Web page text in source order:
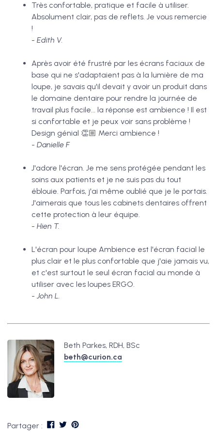
Très confortable, pratique et facile à utiliser.
Absolument clair, pas de reflets. Je vous remercie
!
- Edith V.
Après avoir été frustré par les écrans faciaux de
base qui ne s'adaptaient pas à la lumière de ma
loupe, je savais qu'il devait y avoir un produit dans
le domaine dentaire pour rendre la journée de
travail plus facile... la réponse est ambience ! Il est
si confortable et je peux voir sans problème !
Design génial 👏🏼 Merci ambience !
- Danielle F
J'adore l'écran. Je me sens protégée pendant les
soins aux patients et je ne suis pas du tout
éblouie. Parfois, j'ai même oublié que je le portais.
J'aimerais que tous les cabinets dentaires offrent
cette protection à leur équipe.
- Hien T.
L'écran pour loupe Ambience est l'écran facial le
plus clair et le plus confortable que j'aie jamais vu,
et c'est surtout le seul écran facial au monde à
utiliser avec les loupes ERGO.
- John L.
Beth Parkes, RDH, BSc
beth@curion.ca
Partager :